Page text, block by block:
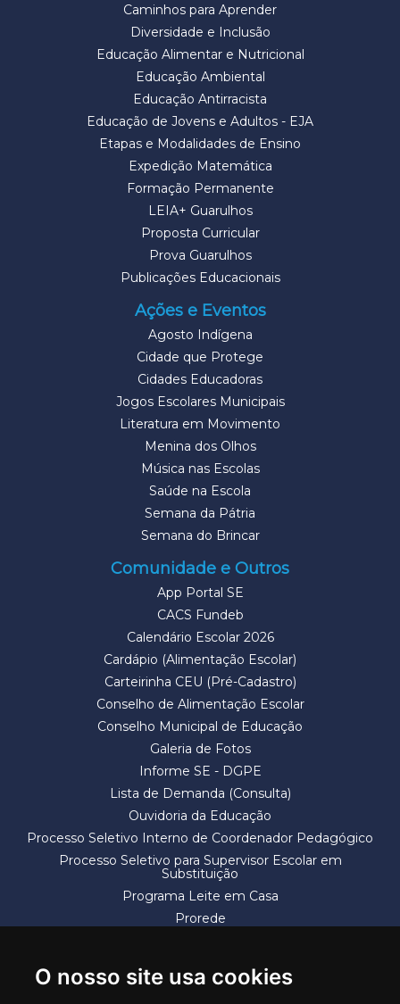
O nosso site usa cookies
Caminhos para Aprender
Diversidade e Inclusão
Educação Alimentar e Nutricional
Educação Ambiental
Educação Antirracista
Educação de Jovens e Adultos - EJA
Etapas e Modalidades de Ensino
Expedição Matemática
Formação Permanente
LEIA+ Guarulhos
Proposta Curricular
Prova Guarulhos
Publicações Educacionais
Ações e Eventos
Agosto Indígena
Cidade que Protege
Cidades Educadoras
Jogos Escolares Municipais
Literatura em Movimento
Menina dos Olhos
Música nas Escolas
Saúde na Escola
Semana da Pátria
Semana do Brincar
Comunidade e Outros
App Portal SE
CACS Fundeb
Calendário Escolar 2026
Cardápio (Alimentação Escolar)
Carteirinha CEU (Pré-Cadastro)
Conselho de Alimentação Escolar
Conselho Municipal de Educação
Galeria de Fotos
Informe SE - DGPE
Lista de Demanda (Consulta)
Ouvidoria da Educação
Processo Seletivo Interno de Coordenador Pedagógico
Processo Seletivo para Supervisor Escolar em
Substituição
Programa Leite em Casa
Prorede